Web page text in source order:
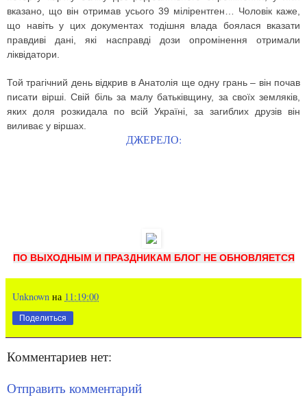
вказано, що він отримав усього 39 мілірентген… Чоловік каже,
що навіть у цих документах тодішня влада боялася вказати
правдиві дані, які насправді дози опромінення отримали
ліквідатори.
Той трагічний день відкрив в Анатолія ще одну грань – він почав
писати вірші. Свій біль за малу батьківщину, за своїх земляків,
яких доля розкидала по всій Украї­ні, за загиблих друзів він
виливає у віршах.
ДЖЕРЕЛО:
ПО ВЫХОДНЫМ И ПРАЗДНИКАМ БЛОГ НЕ ОБНОВЛЯЕТСЯ
Unknown на 11:19:00
Поделиться
Комментариев нет:
Отправить комментарий